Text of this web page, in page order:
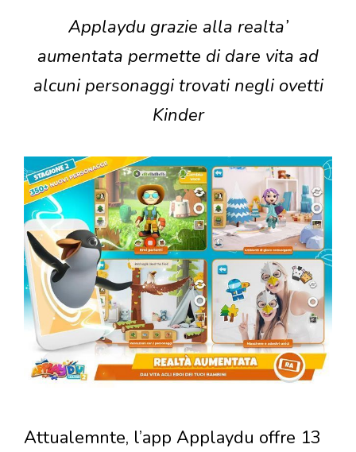
Applaydu grazie alla realta’
aumentata permette di dare vita ad
alcuni personaggi trovati negli ovetti
Kinder
Attualemnte, l’app Applaydu offre 13